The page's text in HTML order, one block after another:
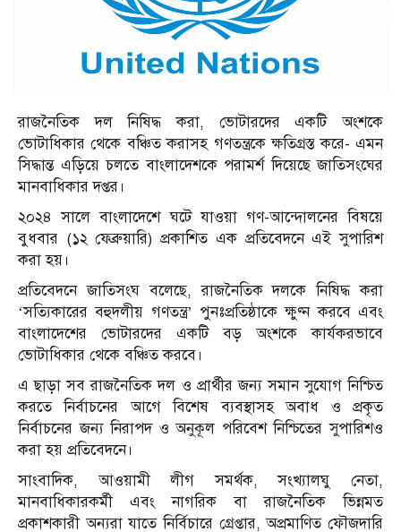
রাজনৈতিক দল নিষিদ্ধ করা, ভোটারদের একটি অংশকে
ভোটাধিকার থেকে বঞ্চিত করাসহ গণতন্ত্রকে ক্ষতিগ্রস্ত করে- এমন
সিদ্ধান্ত এড়িয়ে চলতে বাংলাদেশকে পরামর্শ দিয়েছে জাতিসংঘের
মানবাধিকার দপ্তর।
২০২৪ সালে বাংলাদেশে ঘটে যাওয়া গণ-আন্দোলনের বিষয়ে
বুধবার (১২ ফেব্রুয়ারি) প্রকাশিত এক প্রতিবেদনে এই সুপারিশ
করা হয়।
প্রতিবেদনে জাতিসংঘ বলেছে, রাজনৈতিক দলকে নিষিদ্ধ করা
‘সত্যিকারের বহুদলীয় গণতন্ত্র’ পুনঃপ্রতিষ্ঠাকে ক্ষুণ্ন করবে এবং
বাংলাদেশের ভোটারদের একটি বড় অংশকে কার্যকরভাবে
ভোটাধিকার থেকে বঞ্চিত করবে।
এ ছাড়া সব রাজনৈতিক দল ও প্রার্থীর জন্য সমান সুযোগ নিশ্চিত
করতে নির্বাচনের আগে বিশেষ ব্যবস্থাসহ অবাধ ও প্রকৃত
নির্বাচনের জন্য নিরাপদ ও অনুকূল পরিবেশ নিশ্চিতের সুপারিশও
করা হয় প্রতিবেদনে।
সাংবাদিক, আওয়ামী লীগ সমর্থক, সংখ্যালঘু নেতা,
মানবাধিকারকর্মী এবং নাগরিক বা রাজনৈতিক ভিন্নমত
প্রকাশকারী অন্যরা যাতে নির্বিচারে গ্রেপ্তার, অপ্রমাণিত ফৌজদারি